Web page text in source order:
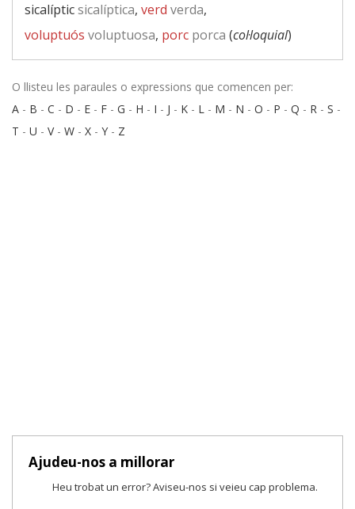
sicalípticsicalíptica, verd verda,
voluptuós voluptuosa, porc porca (col·loquial)
O llisteu les paraules o expressions que comencen per:
A - B - C - D - E - F - G - H - I - J - K - L - M - N - O - P - Q - R - S -
T - U - V- W - X - Y - Z
Ajudeu-nos a millorar
Heu trobat un error? Aviseu-nos si veieu cap problema.